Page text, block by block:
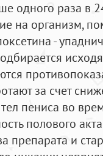
одного раза в
на организм,
-
за счет
пениса во
полового
и